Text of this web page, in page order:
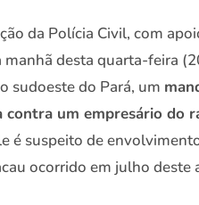
da Polícia Civil, com
desta quarta-feira
sudoeste do Pará, um
contra um empresário do
é suspeito de
ocorrido em julho deste